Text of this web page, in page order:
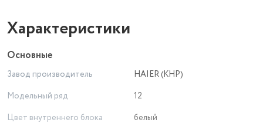
● 24 - часовой таймер
● Комфортный сон
● Самодиагностика
● 3-D Airflow - обьемный воздушный поток
● Воздухообмен "О2 - fresh" (опция)
вентилятора, дренажного поддона, жалюзи
Характеристики
Основные
Завод производитель
HAIER (КНР)
Модельный ряд
12
Цвет внутреннего блока
белый